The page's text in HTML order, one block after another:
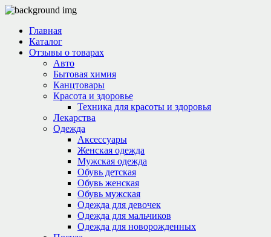
Главная
Каталог
Отзывы о товарах
Авто
Бытовая химия
Канцтовары
Красота и здоровье
Техника для красоты и здоровья
Лекарства
Одежда
Аксессуары
Женская одежда
Мужская одежда
Обувь детская
Обувь женская
Обувь мужская
Одежда для девочек
Одежда для мальчиков
Одежда для новорожденных